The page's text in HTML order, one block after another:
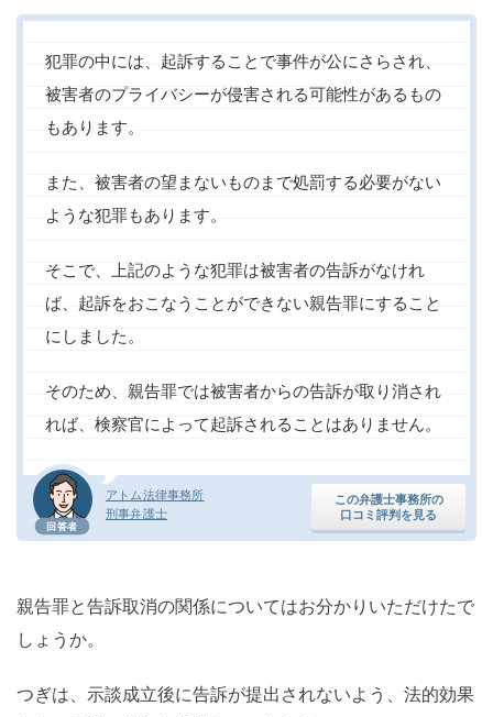
回答者
アトム法律事務所
刑事弁護士
この弁護士事務所の
口コミ評判を見る
犯罪の中には、起訴することで事件が公にさらされ、
被害者のプライバシーが侵害される可能性があるもの
もあります。
また、被害者の望まないものまで処罰する必要がない
ような犯罪もあります。
そこで、上記のような犯罪は被害者の告訴がなけれ
ば、起訴をおこなうことができない親告罪にすること
にしました。
そのため、親告罪では被害者からの告訴が取り消され
れば、検察官によって起訴されることはありません。
親告罪と告訴取消の関係についてはお分かりいただけたで
しょうか。
つぎは、示談成立後に告訴が提出されないよう、法的効果